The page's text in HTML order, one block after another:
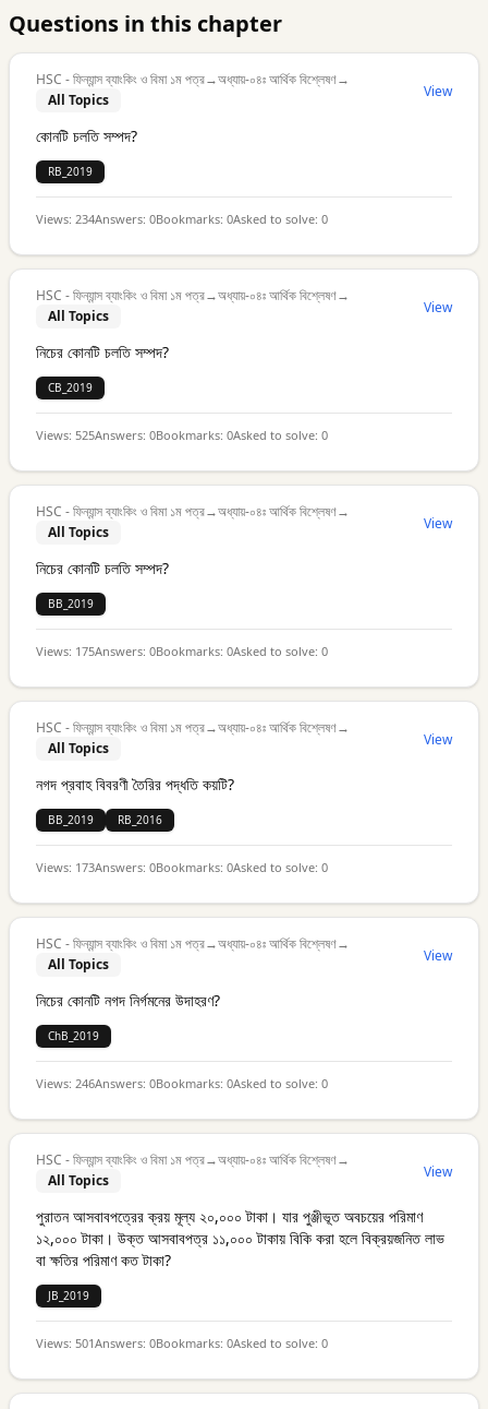
Questions in this chapter
HSC - ফিন্যান্স ব্যাংকিং ও বিমা ১ম পত্র→অধ্যায়-০৪ঃ আর্থিক বিশ্লেষণ→
All Topics
View
কোনটি চলতি সম্পদ?
RB_2019
Views: 234Answers: 0Bookmarks: 0Asked to solve: 0
HSC - ফিন্যান্স ব্যাংকিং ও বিমা ১ম পত্র→অধ্যায়-০৪ঃ আর্থিক বিশ্লেষণ→
All Topics
View
নিচের কোনটি চলতি সম্পদ?
CB_2019
Views: 525Answers: 0Bookmarks: 0Asked to solve: 0
HSC - ফিন্যান্স ব্যাংকিং ও বিমা ১ম পত্র→অধ্যায়-০৪ঃ আর্থিক বিশ্লেষণ→
All Topics
View
নিচের কোনটি চলতি সম্পদ?
BB_2019
Views: 175Answers: 0Bookmarks: 0Asked to solve: 0
HSC - ফিন্যান্স ব্যাংকিং ও বিমা ১ম পত্র→অধ্যায়-০৪ঃ আর্থিক বিশ্লেষণ→
All Topics
View
নগদ প্রবাহ বিবরণী তৈরির পদ্ধতি কয়টি?
BB_2019 RB_2016
Views: 173Answers: 0Bookmarks: 0Asked to solve: 0
HSC - ফিন্যান্স ব্যাংকিং ও বিমা ১ম পত্র→অধ্যায়-০৪ঃ আর্থিক বিশ্লেষণ→
All Topics
View
নিচের কোনটি নগদ নির্গমনের উদাহরণ?
ChB_2019
Views: 246Answers: 0Bookmarks: 0Asked to solve: 0
HSC - ফিন্যান্স ব্যাংকিং ও বিমা ১ম পত্র→অধ্যায়-০৪ঃ আর্থিক বিশ্লেষণ→
All Topics
View
পুরাতন আসবাবপত্রের ক্রয় মূল্য ২০,০০০ টাকা। যার পুঞ্জীভূত অবচয়ের পরিমাণ
১২,০০০ টাকা। উক্ত আসবাবপত্র ১১,০০০ টাকায় বিকি করা হলে বিক্রয়জনিত লাভ
বা ক্ষতির পরিমাণ কত টাকা?
JB_2019
Views: 501Answers: 0Bookmarks: 0Asked to solve: 0